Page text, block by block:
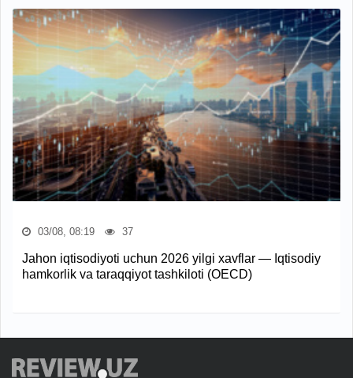
03/08, 08:19 37
Jahon iqtisodiyoti uchun 2026 yilgi xavflar — Iqtisodiy
hamkorlik va taraqqiyot tashkiloti (OECD)